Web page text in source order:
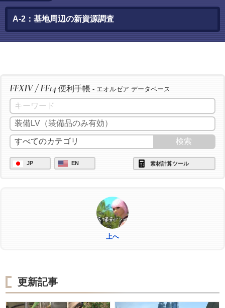
A-2：基地周辺の新資源調査
FFXIV / FF14 便利手帳 - エオルゼア データベース
JP EN 素材計算ツール
上へ
更新記事